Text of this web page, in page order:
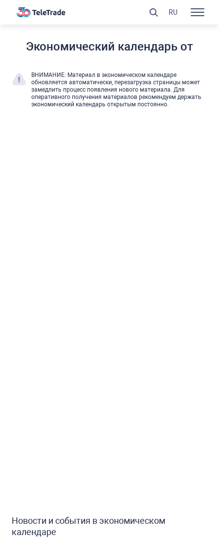
Экономический календарь от
ВНИМАНИЕ: Материал в экономическом календаре
обновляется автоматически, перезагрузка страницы может
замедлить процесс появления нового материала. Для
оперативного получения материалов рекомендуем держать
экономический календарь открытым постоянно.
Новости и события в экономическом
календаре
RU